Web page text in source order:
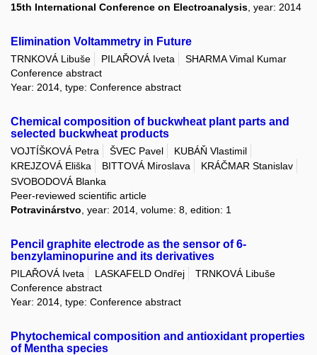
15th International Conference on Electroanalysis , year: 2014
Elimination Voltammetry in Future
TRNKOVÁ Libuše PILAŘOVÁ Iveta
SHARMA Vimal Kumar
Conference abstract
Year: 2014, type: Conference abstract
Chemical composition of buckwheat plant parts and
selected buckwheat products
VOJTÍŠKOVÁ Petra ŠVEC Pavel
KUBÁŇ Vlastimil
KREJZOVÁ Eliška
BITTOVÁ Miroslava
KRÁČMAR Stanislav
SVOBODOVÁ Blanka
Peer-reviewed scientific article
Potravinárstvo , year: 2014, volume: 8, edition: 1
Pencil graphite electrode as the sensor of 6-
benzylaminopurine and its derivatives
PILAŘOVÁ Iveta LASKAFELD Ondřej
TRNKOVÁ Libuše
Conference abstract
Year: 2014, type: Conference abstract
Phytochemical composition and antioxidant properties
of Mentha species